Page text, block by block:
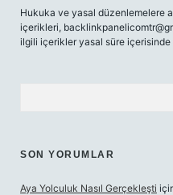
Hukuka ve yasal düzenlemelere
içerikleri,
ilgili içerikler yasal süre içerisinde
SON YORUMLAR
Aya Yolculuk Nasıl Gerçekleşti